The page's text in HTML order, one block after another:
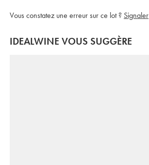
Vous constatez une erreur sur ce lot ? Signaler
IDEALWINE VOUS SUGGÈRE